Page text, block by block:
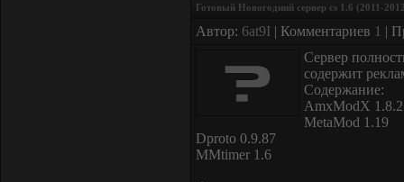
Готовый Новогодний сервер cs 1.6 (2011-
Автор: 6at9I | Комментариев 1 |
Сервер
содержит
Содержание:
AmxModX 1.8.2
MetaMod 1.19
Dproto 0.9.87
MMtimer 1.6